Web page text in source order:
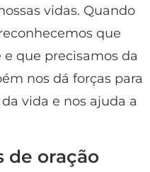
vidas. Quando
que
que precisamos da
nos dá forças para
vida e nos ajuda a
de oração